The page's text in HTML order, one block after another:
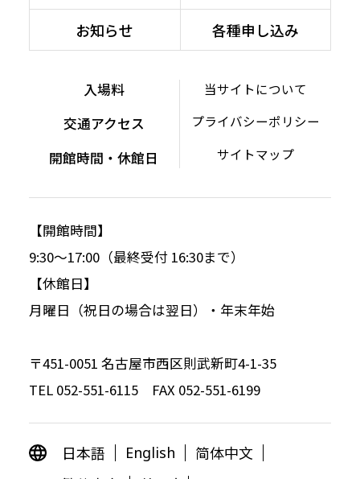
お知らせ
各種申し込み
入場料
交通アクセス
開館時間・休館日
当サイトについて
プライバシーポリシー
サイトマップ
【開館時間】
9:30～17:00（最終受付 16:30まで）
【休館日】
月曜日（祝日の場合は翌日）・年末年始
〒451-0051 名古屋市西区則武新町4-1-35
TEL 052-551-6115 FAX 052-551-6199
日本語 English
简体中文